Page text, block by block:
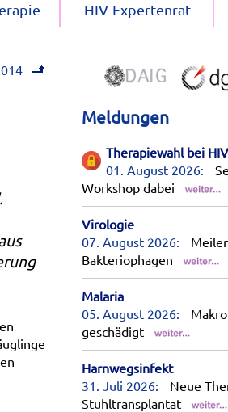
Meldungen
Therapiewahl bei HIV
01. August 2026:
Workshop dabei
Virologie
07. August 2026:
Bakteriophagen
Malaria
05. August 2026:
geschädigt
Harnwegsinfekt
31. Juli 2026:
Neue
Stuhltransplantat
HIV-Expertenrat